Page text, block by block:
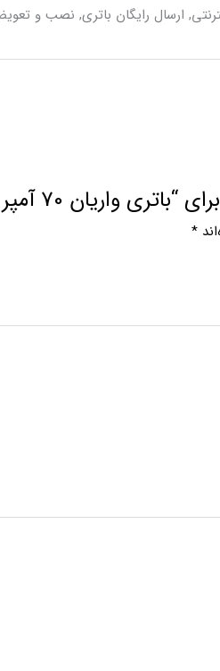
ارسال رایگان باتری, نصب و
70 آمپر معکوس”
*